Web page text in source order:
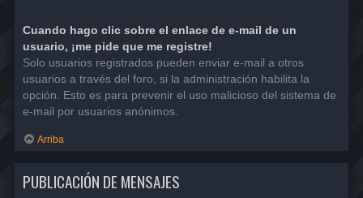
Cuando hago clic sobre el enlace de e-mail de un
usuario, ¡me pide que me registre!
Solo usuarios registrados pueden enviar e-mail a otros
usuarios a través del foro, si la administración habilita la
opción. Esto es para prevenir el uso malicioso del sistema de
e-mail por usuarios anónimos.
Arriba
PUBLICACIÓN DE MENSAJES